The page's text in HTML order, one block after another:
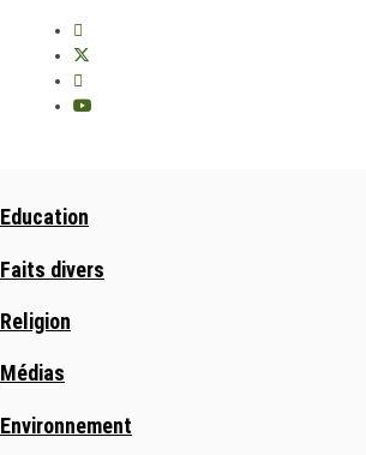
Education
Faits divers
Religion
Médias
Environnement